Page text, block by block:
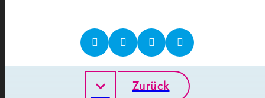
Zurück